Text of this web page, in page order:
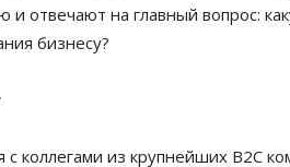
и отвечают на главный вопрос:
бизнесу?
коллегами из крупнейших В2С